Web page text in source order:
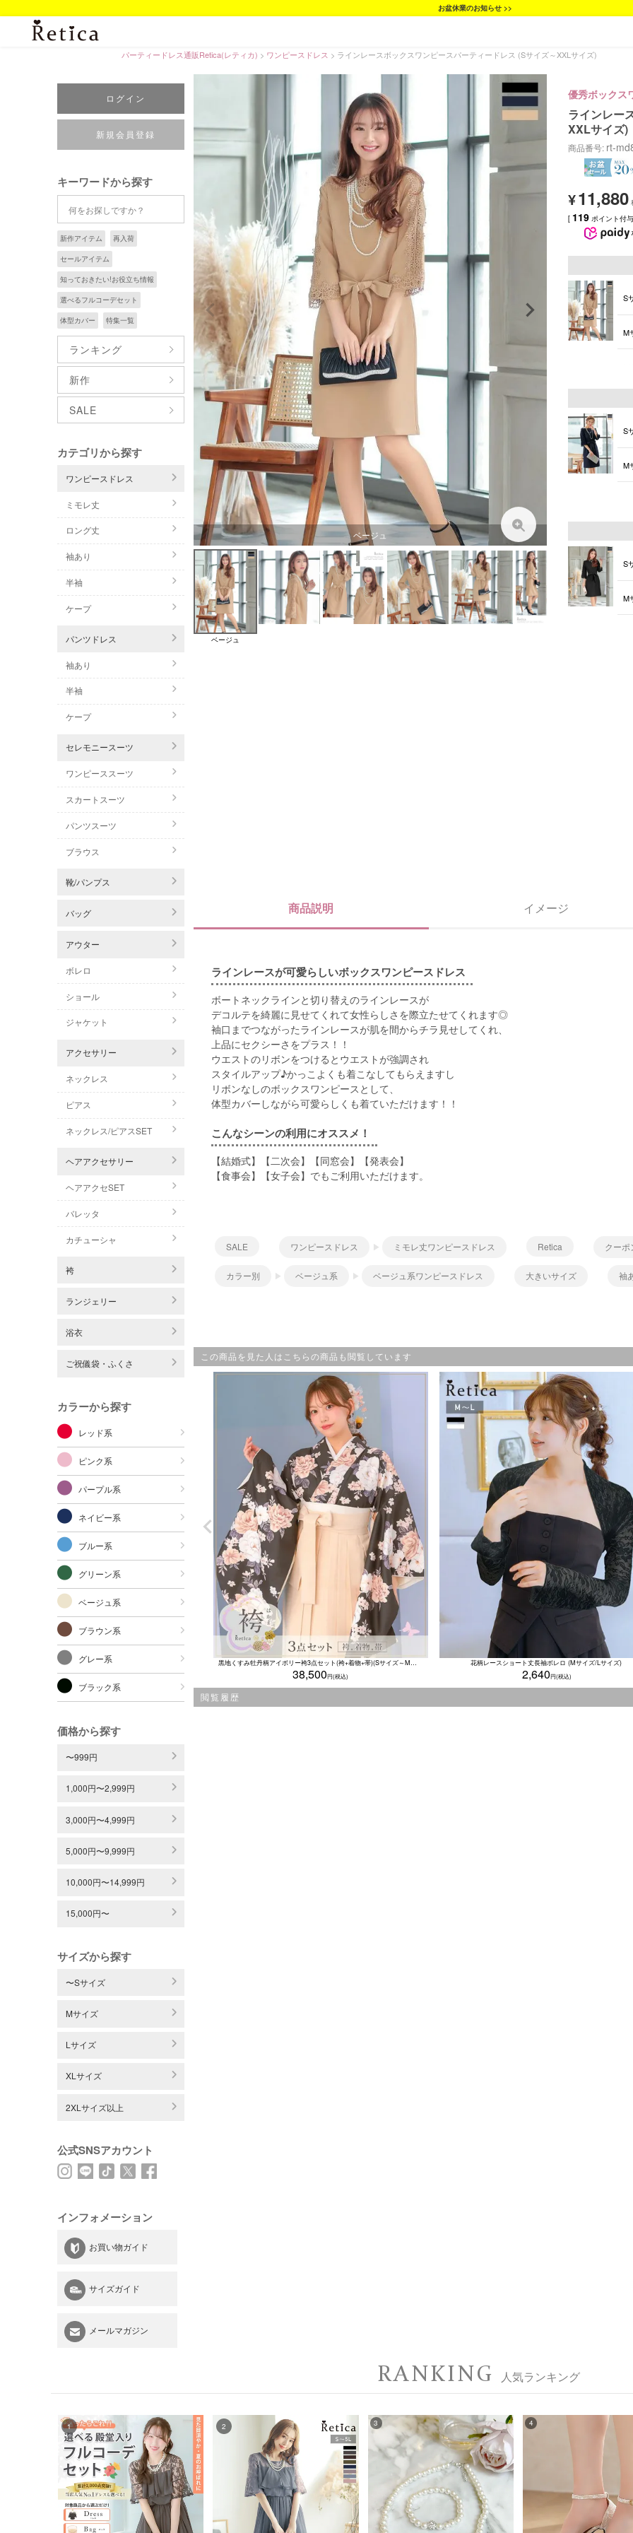
お盆休業のお知らせ >>
パーティードレス通販Retica(レティカ) ワンピースドレス ラインレースボックスワンピースパーティードレス (Sサイズ～XXLサイズ)
ログイン
新規会員登録
キーワードから探す
新作アイテム 再入荷
セールアイテム
知っておきたい!お役立ち情報
選べるフルコーデセット
体型カバー 特集一覧
ランキング
新作
SALE
カテゴリから探す
ワンピースドレス
ミモレ丈
ロング丈
袖あり
半袖
ケープ
パンツドレス
袖あり
半袖
ケープ
セレモニースーツ
ワンピーススーツ
スカートスーツ
パンツスーツ
ブラウス
靴/パンプス
バッグ
アウター
ボレロ
ショール
ジャケット
アクセサリー
ネックレス
ピアス
ネックレス/ピアスSET
ヘアアクセサリー
ヘアアクセSET
バレッタ
カチューシャ
袴
ランジェリー
浴衣
ご祝儀袋・ふくさ
カラーから探す
レッド系
ピンク系
パープル系
ネイビー系
ブルー系
グリーン系
ベージュ系
ブラウン系
グレー系
ブラック系
価格から探す
〜999円
1,000円〜2,999円
3,000円〜4,999円
5,000円〜9,999円
10,000円〜14,999円
15,000円〜
サイズから探す
〜Sサイズ
Mサイズ
Lサイズ
XLサイズ
2XLサイズ以上
公式SNSアカウント
インフォメーション
お買い物ガイド
サイズガイド
メールマガジン
ベージュ
ベージュ
優秀ボックス
ラインレー
XXLサイズ)
商品番号 rt-
¥11,880
[ 119 ポイント付
S
M
S
M
S
M
商品説明 イメージ
ラインレースが可愛らしいボックスワンピースドレス
ボートネックラインと切り替えのラインレースが
デコルテを綺麗に見せてくれて女性らしさを際立たせてくれます◎
袖口までつながったラインレースが肌を間からチラ見せしてくれ、
上品にセクシーさをプラス！！
ウエストのリボンをつけるとウエストが強調され
スタイルアップ♪かっこよくも着こなしてもらえますし
リボンなしのボックスワンピースとして、
体型カバーしながら可愛らしくも着ていただけます！！
こんなシーンの利用にオススメ！
【結婚式】【二次会】【同窓会】【発表会】
【食事会】【女子会】でもご利用いただけます。
SALE ワンピースドレス ミモレ丈ワンピースドレス Retica クーポ
カラー別 ベージュ系 ベージュ系ワンピースドレス 大きいサイズ 袖
この商品を見た人はこちらの商品も閲覧しています
黒地くすみ牡丹柄アイボリー袴3点セット(袴+着物+帯)(Sサイズ～Mサイズ)
38,500
花柄レースショート丈長袖ボレロ (Mサイズ/Lサイズ)
2,640
閲覧履歴
RANKING 人気ランキング